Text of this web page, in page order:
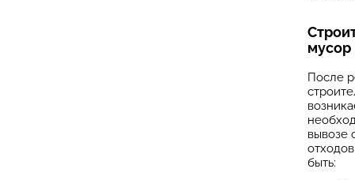
мусор
После
вывозе
быть: